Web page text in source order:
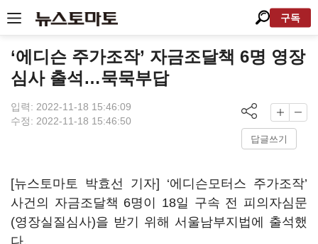
구독
‘에디슨 주가조작’ 자금조달책 6명 영장
심사 출석…묵묵부답
입력: 2022-11-18 15:46:09
수정: 2022-11-18 15:46:50
답글쓰기
[뉴스토마토 박효선 기자] ‘에디슨모터스 주가조작’
사건의 자금조달책 6명이 18일 구속 전 피의자심문
(영장실질심사)을 받기 위해 서울남부지법에 출석했
다.